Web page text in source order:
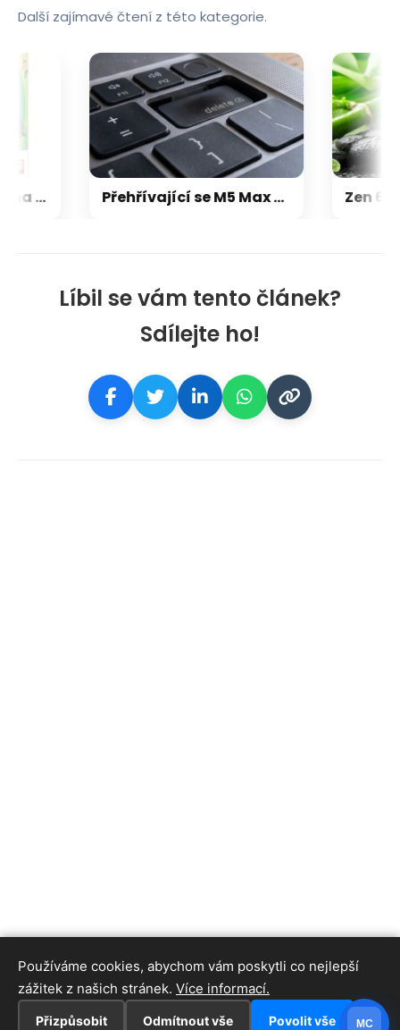
Líbil se vám tento článek?
Sdílejte ho!
Další zajímavé čtení z této kategorie.
Microsoft chce, aby na Xbox Helix běhaly všechny hry, které kdy vyšly pro Xbox Přehřívající se M5 Max MacBook Pro trápí zaseklé klávesy, cena opravy je $895
Používáme cookies, abychom vám poskytli co nejlepší
zážitek z našich stránek. Více informací.
Přizpůsobit Odmítnout vše Povolit vše MC